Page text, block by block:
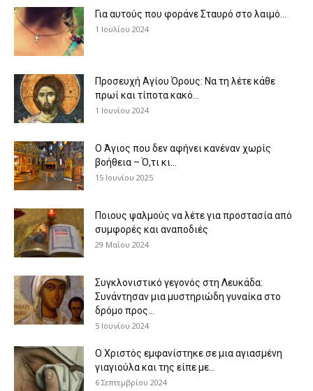
Για αυτούς που φοράνε Σταυρό στο λαιμό…
1 Ιουλίου 2024
Προσευχή Αγίου Όρους: Να τη λέτε κάθε
πρωί και τίποτα κακό...
1 Ιουνίου 2024
Ο Άγιος που δεν αφήνει κανέναν χωρίς
βοήθεια – Ό,τι κι...
15 Ιουνίου 2025
Ποιους ψαλμούς να λέτε για προστασία από
συμφορές και αναποδιές
29 Μαΐου 2024
Συγκλονιστικό γεγονός στη Λευκάδα:
Συνάντησαν μια μυστηριώδη γυναίκα στο
δρόμο προς...
5 Ιουνίου 2024
Ο Χριστός εμφανίστηκε σε μια αγιασμένη
γιαγιούλα και της είπε με...
6 Σεπτεμβρίου 2024